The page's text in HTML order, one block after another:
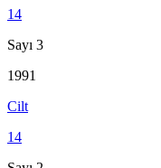
14
Sayı 3
1991
Cilt
14